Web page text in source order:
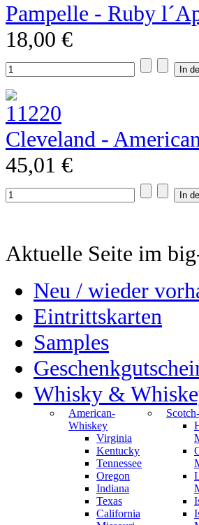
Pampelle - Ruby
18,00 €
Cleveland -
45,01 €
Aktuelle Seite im
Neu / wieder
Eintrittskarten
Samples
Whisky &
American-
Whiskey
Virginia
Kentucky
Tennessee
Oregon
Indiana
Texas
California